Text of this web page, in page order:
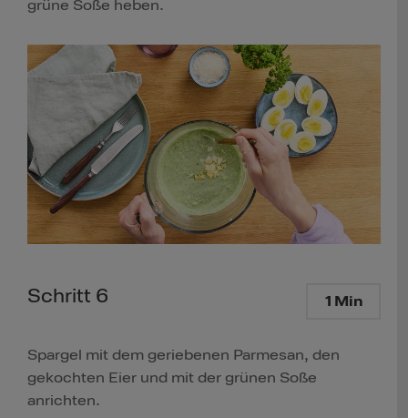
grüne Soße heben.
Schritt 6 1 Min
Spargel mit dem geriebenen Parmesan, den
gekochten Eier und mit der grünen Soße
anrichten.